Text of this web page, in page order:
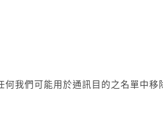
我們可能用於通訊目的之名單中